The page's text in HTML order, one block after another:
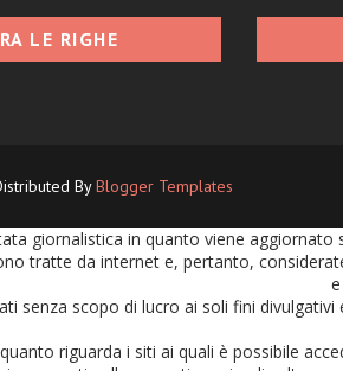
LE RIGHE
ByBlogger Templates
giornalistica in quanto viene
tratte da internet e, pertanto,
senza scopo di lucro ai soli fini
riguarda i siti ai quali è possibile